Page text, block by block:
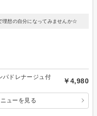
理想の自分になってみませんか☆
ドレナージュ付
￥4,980
ューを見る